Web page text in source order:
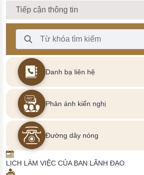
Tiếp cận thông tin
Thanh Tìm kiếm
Danh bạ liên hệ
Phản ánh kiến nghị
Đường dây nóng
LỊCH LÀM VIỆC CỦA BAN LÃNH ĐẠO